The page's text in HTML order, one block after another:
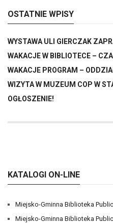
OSTATNIE WPISY
WYSTAWA ULI GIERCZAK
WAKACJE W BIBLIOTECE –
WAKACJE PROGRAM –
WIZYTA W MUZEUM COP W
OGŁOSZENIE!
KATALOGI ON-LINE
Miejsko-Gminna Biblioteka
Miejsko-Gminna Biblioteka